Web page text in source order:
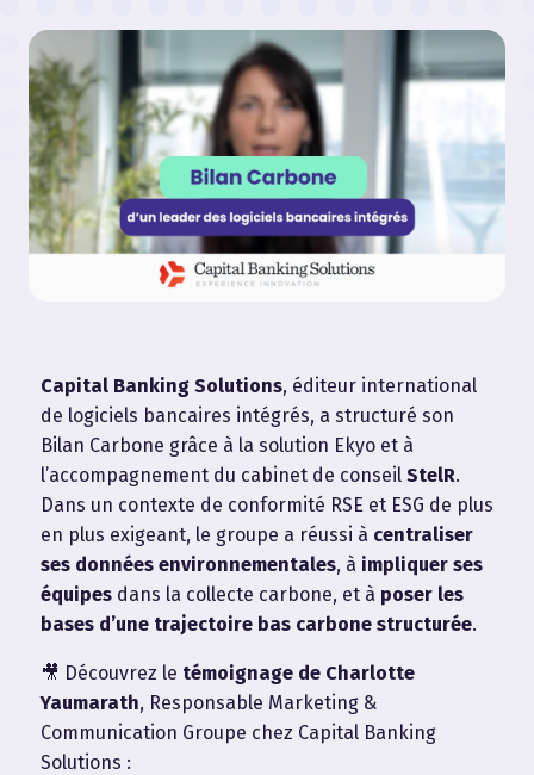
Capital Banking Solutions, éditeur international
de logiciels bancaires intégrés, a structuré son
Bilan Carbone grâce à la solution Ekyo et à
l’accompagnement du cabinet de conseil StelR.
Dans un contexte de conformité RSE et ESG de plus
en plus exigeant, le groupe a réussi à centraliser
ses données environnementales, à impliquer ses
équipes dans la collecte carbone, et à poser les
bases d’une trajectoire bas carbone structurée.
🎥 Découvrez le témoignage de Charlotte
Yaumarath, Responsable Marketing &
Communication Groupe chez Capital Banking
Solutions :